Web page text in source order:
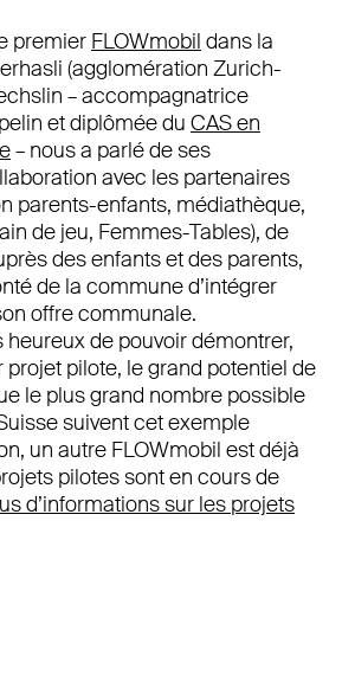
premier FLOWmobil dans la
(agglomération Zurich-
– accompagnatrice
et diplômée du CAS en
– nous a parlé de ses
avec les partenaires
parents-enfants, médiathèque,
de jeu, Femmes-Tables), de
des enfants et des parents,
de la commune d’intégrer
offre communale.
de pouvoir démontrer,
pilote, le grand potentiel de
le plus grand nombre possible
suivent cet exemple
un autre FLOWmobil est déjà
pilotes sont en cours de
d’informations sur les projets